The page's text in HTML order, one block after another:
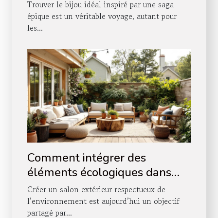
Trouver le bijou idéal inspiré par une saga
épique est un véritable voyage, autant pour
les...
Comment intégrer des
éléments écologiques dans
votre salon extérieur ?
Créer un salon extérieur respectueux de
l’environnement est aujourd’hui un objectif
partagé par...